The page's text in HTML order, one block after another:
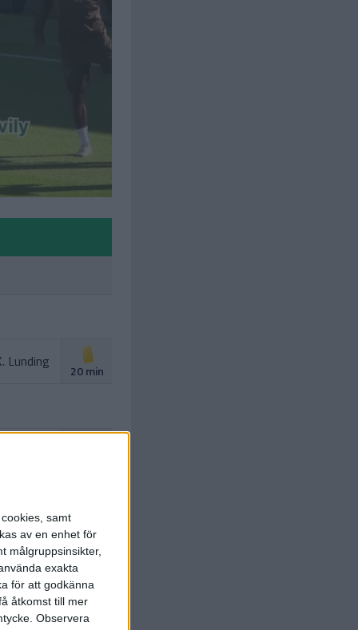
samt
av en enhet för
målgruppsinsikter,
exakta
för att godkänna
åtkomst till mer
Observera
Lunding
20 min
F. Grube
57 min